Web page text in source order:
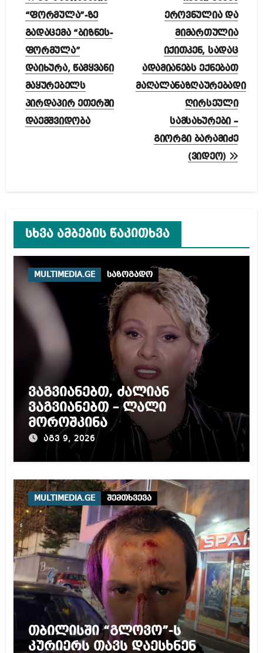
ნავიგაცია
“ფორმულა”-ზე
გადაცემა “ბიზნეს-
ფორმულა”
დაიხურა, წამყვანი
მაყურებელს
პირდაპირ ეთერში
დაემშვიდობა
ეროვნულია და
მიმართულია
იქითკენ, სადაც
ადამიანებს ექნებათ
მაღალანაზღაურებადი
ღირსეული
სამსახურები –
გიორგი ბარამიძე
(ვიდეო)
სხვა ამბების წაკითხვა
MULTIMEDIA.GE საზოგადო
ვაგვიანებთ, ძალიან
ვაგვიანებთ – ლალი
მოროშკინა
აგვ 9, 2026
MULTIMEDIA.GE შემთხვევა
თბილისში “გლოვო”-ს
კურიერს თავს დაესხნენ